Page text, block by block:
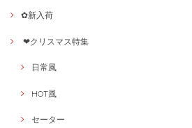
✿新入荷
❤クリスマス特集
日常風
HOT風
セーター